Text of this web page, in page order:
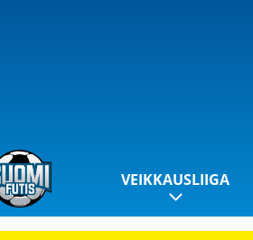
VEIKKAUSLIIGA